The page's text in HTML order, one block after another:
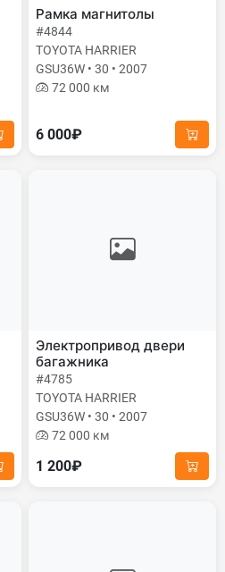
Рамка магнитолы
#4844
TOYOTA HARRIER
GSU36W • 30 • 2007
72 000 км
6 000₽
Электропривод двери
багажника
#4785
TOYOTA HARRIER
GSU36W • 30 • 2007
72 000 км
1 200₽